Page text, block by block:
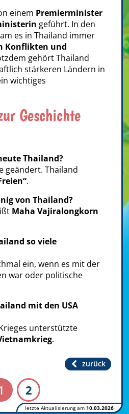
einem Premierminister
geführt. In den
es in Thailand immer
Konflikten und
gehört Thailand
stärkeren Ländern in
wichtiges
Geschichte
Thailand?
geändert. Thailand
.
von Thailand?
Maha Vajiralongkorn
so viele
ein, wenn es mit der
war oder politische
mit den USA
unterstützte
.
zurück
2
letzte Aktualisierung am 10.03.2026